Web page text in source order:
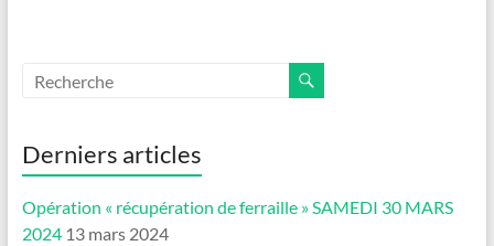
Derniers articles
Opération « récupération de ferraille » SAMEDI 30 MARS
2024 13 mars 2024